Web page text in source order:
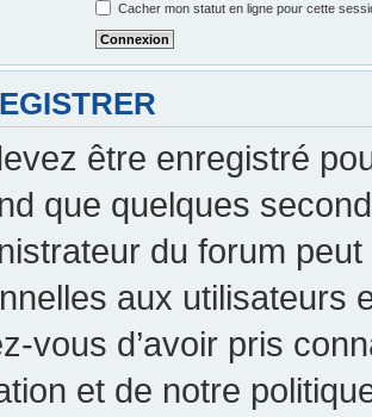
Cacher mon statut en ligne pour cette
être enregistré
que quelques
du forum
aux utilisateurs
vous d’avoir pris
et de notre